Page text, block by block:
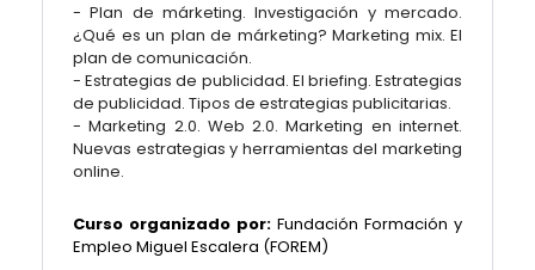
- Plan de márketing. Investigación y mercado.
¿Qué es un plan de márketing? Marketing mix. El
plan de comunicación.
- Estrategias de publicidad. El briefing. Estrategias
de publicidad. Tipos de estrategias publicitarias.
- Marketing 2.0. Web 2.0. Marketing en internet.
Nuevas estrategias y herramientas del marketing
online.
Curso organizado por: Fundación Formación y
Empleo Miguel Escalera (FOREM)